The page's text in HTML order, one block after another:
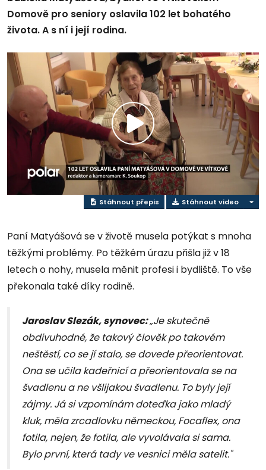
Domově pro seniory oslavila 102 let bohatého
života. A s ní i její rodina.
Přehrát
video
Stáhnout přepis Stáhnout video
Paní Matyášová se v životě musela potýkat s mnoha
těžkými problémy. Po těžkém úrazu přišla již v 18
letech o nohy, musela měnit profesi i bydliště. To vše
překonala také díky rodině.
Jaroslav Slezák, synovec:„Je skutečně
obdivuhodné, že takový člověk po takovém
neštěstí, co se jí stalo, se dovede přeorientovat.
Ona se učila kadeřnicí a přeorientovala se na
švadlenu a ne všlijakou švadlenu. To byly její
zájmy. Já si vzpomínám doteďka jako mladý
kluk, měla zrcadlovku německou, Focaflex, ona
fotila, nejen, že fotila, ale vyvolávala si sama.
Bylo první, která tady ve vesnici měla satelit."